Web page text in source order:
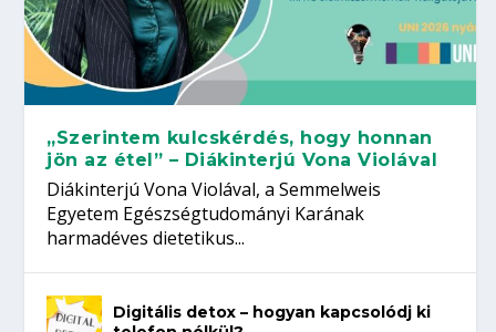
„Szerintem kulcskérdés, hogy honnan
jön az étel” – Diákinterjú Vona Violával
Diákinterjú Vona Violával, a Semmelweis
Egyetem Egészségtudományi Karának
harmadéves dietetikus...
Digitális detox – hogyan kapcsolódj ki